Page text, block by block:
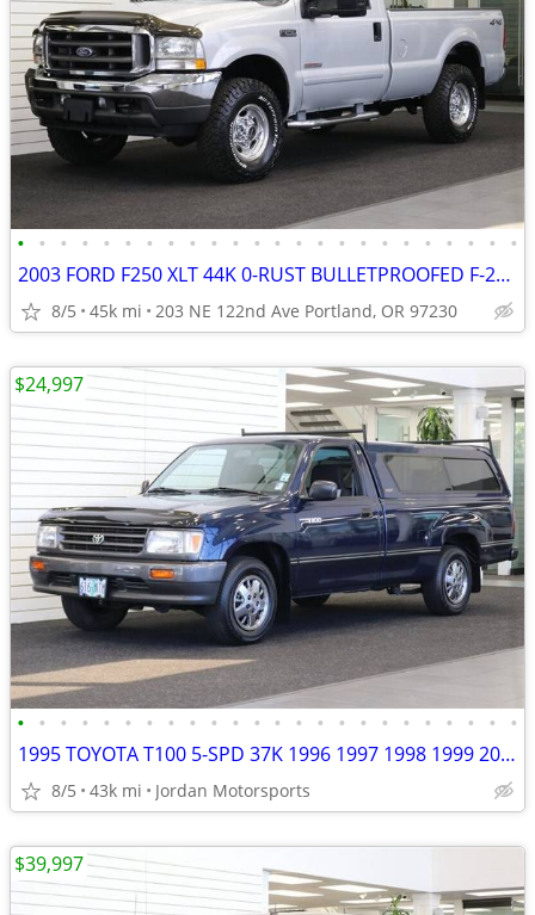
• • • • • • • • • • • • • • • • • • • • • • • •
2003 FORD F250 XLT 44K 0-RUST BULLETPROOFED F-250 F350 2004 2005 2002
8/5 45k mi 203 NE 122nd Ave Portland, OR 97230
• • • • • • • • • • • • • • • • • • • • • • • •
1995 TOYOTA T100 5-SPD 37K 1996 1997 1998 1999 2000 2001 tundra tacoma
8/5 43k mi Jordan Motorsports
$24,997
$39,997